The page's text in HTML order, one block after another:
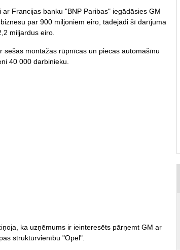
Francijas banku "BNP Paribas" iegādāsies GM
par 900 miljoniem eiro, tādējādi šī darījuma
miljardus eiro.
sešas montāžas rūpnīcas un piecas automašīnu
40 000 darbinieku.
ka uzņēmums ir ieinteresēts pārņemt GM ar
struktūrvienību "Opel".